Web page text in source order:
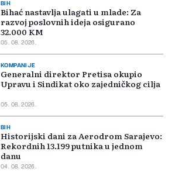
BIH
Bihać nastavlja ulagati u mlade: Za
razvoj poslovnih ideja osigurano
32.000 KM
05. 08. 2026.
KOMPANIJE
Generalni direktor Pretisa okupio
Upravu i Sindikat oko zajedničkog cilja
05. 08. 2026.
BIH
Historijski dani za Aerodrom Sarajevo:
Rekordnih 13.199 putnika u jednom
danu
04. 08. 2026.